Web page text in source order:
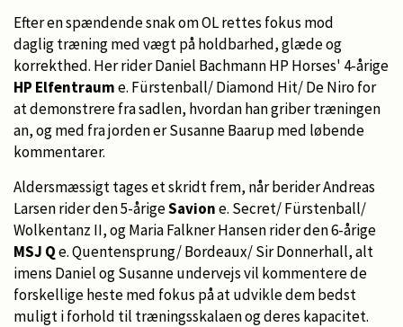
Efter en spændende snak om OL rettes fokus mod
daglig træning med vægt på holdbarhed, glæde og
korrekthed. Her rider Daniel Bachmann HP Horses' 4-årige
HP Elfentraume. Fürstenball/ Diamond Hit/ De Niro for
at demonstrere fra sadlen, hvordan han griber træningen
an, og med fra jorden er Susanne Baarup med løbende
kommentarer.
Aldersmæssigt tages et skridt frem, når berider Andreas
Larsen rider den 5-årigeSavione. Secret/ Fürstenball/
Wolkentanz II, og Maria Falkner Hansen rider den 6-årige
MSJ Qe. Quentensprung/ Bordeaux/ Sir Donnerhall, alt
imens Daniel og Susanne undervejs vil kommentere de
forskellige heste med fokus på at udvikle dem bedst
muligt i forhold til træningsskalaen og deres kapacitet.